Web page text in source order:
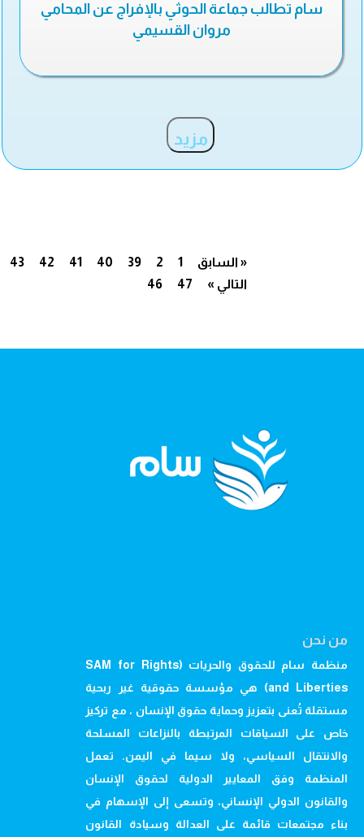
سام تطالب جماعة الحوثي بالإفراج عن المحامي
مروان القسيمي
مزيد
« السابق 1
2
39
40
41
42
43
46
47 التالي »
من نحن
منظمة سام للحقوق والحريات (SAM for Rights
and Liberties) هي مؤسسة حقوقية غير ربحية
مستقلة تُعنى بتعزيز وحماية حقوق الإنسان ، مع تركيز
خاص على السياقات المرتبطة بالنزاعات المسلحة
والانتقال السياسي، ولا سيما في اليمن. تعمل
المنظمة وفق المعايير الدولية لحقوق الإنسان
والقانون الدولي الإنساني، وتسعى إلى الإسهام في
بناء مجتمعات قائمة على العدالة وسيادة القانون